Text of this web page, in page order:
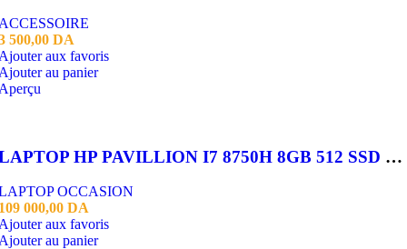
500,00 DA
aux favoris
au panier
LAPTOP HP PAVILLION I7 8750H 8GB 512 SSD GTX 1050TI 4GB 15.6 FHD
OCCASION
000,00 DA
aux favoris
au panier